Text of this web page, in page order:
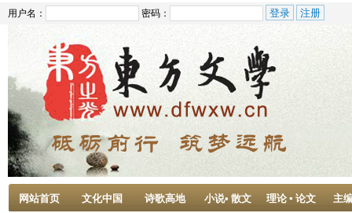
用户名： 密码：
网站首页 文化中国 诗歌高地 小说• 散文 理论 ▪ 论文 主